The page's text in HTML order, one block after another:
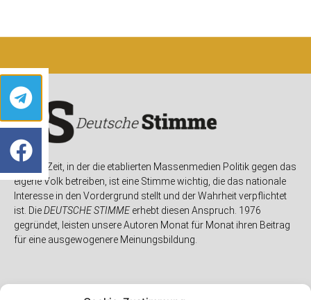
In einer Zeit, in der die etablierten Massenmedien Politik gegen das
eigene Volk betreiben, ist eine Stimme wichtig, die das nationale
Interesse in den Vordergrund stellt und der Wahrheit verpflichtet
ist. DieDEUTSCHE STIMMEerhebt diesen Anspruch. 1976
gegründet, leisten unsere Autoren Monat für Monat ihren Beitrag
für eine ausgewogenere Meinungsbildung.